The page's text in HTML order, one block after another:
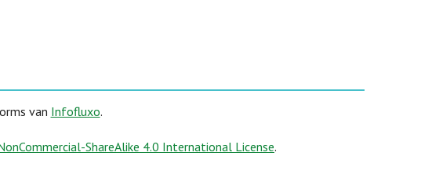
van Infofluxo.
ShareAlike 4.0 International License.